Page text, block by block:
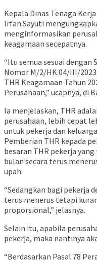
Kepala Dinas Tenaga
Irfan Sayuti
menginformasikan
keagamaan secepatnya.
“Itu semua sesuai dengan
Nomor M/2/HK.04/III/
THR Keagamaan Tahun
Perusahaan,” ucapnya, di
Ia menjelaskan, THR
perusahaan, lebih cepat
untuk pekerja dan
Pemberian THR kepada
besaran THR pekerja
bulan secara terus
upah.
“Sedangkan bagi pekerja
terus menerus tetapi
proporsional,” jelasnya.
Selain itu, apabila
pekerja, maka nantinya
“Berdasarkan Pasal 78